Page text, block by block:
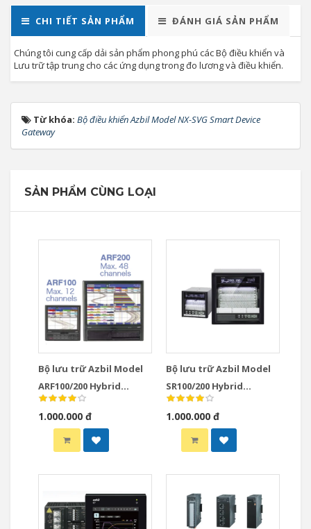
CHI TIẾT SẢN PHẨM ĐÁNH GIÁ SẢN PHẨM
Chúng tôi cung cấp dải sản phẩm phong phú các Bộ điều khiển và
Lưu trữ tập trung cho các ứng dụng trong đo lương và điều khiển.
Từ khóa: Bộ điều khiển Azbil Model NX-SVG Smart Device
Gateway
SẢN PHẨM CÙNG LOẠI
Bộ lưu trữ Azbil Model
ARF100/200 Hybrid
Recorders
1.000.000 đ
Bộ lưu trữ Azbil Model
SR100/200 Hybrid
Recorders
1.000.000 đ